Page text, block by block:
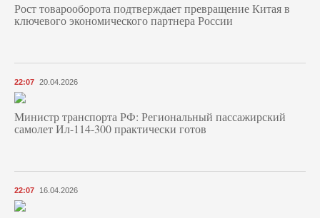
Рост товарооборота подтверждает превращение Китая в
ключевого экономического партнера России
22:07 20.04.2026
Министр транспорта РФ: Региональный пассажирский
самолет Ил-114-300 практически готов
22:07 16.04.2026